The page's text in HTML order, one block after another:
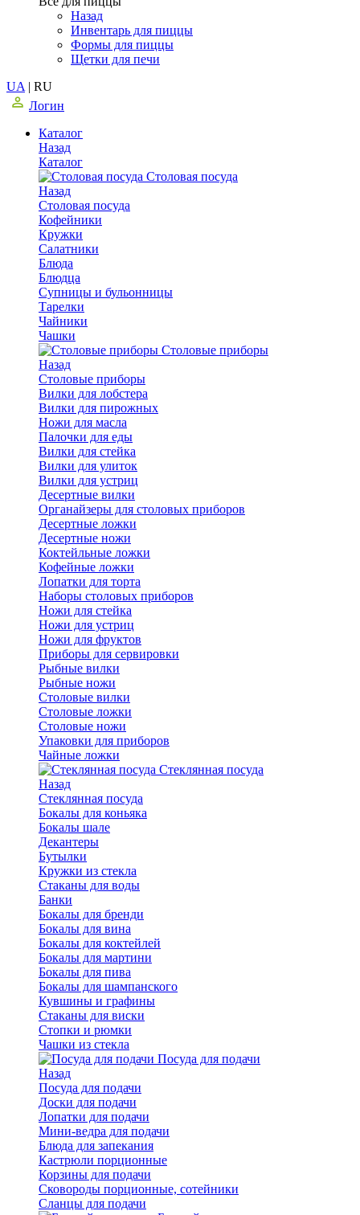
Назад
Инвентарь для пиццы
Формы для пиццы
Щетки для печи
UA | RU
Логин
Каталог
Назад
Каталог
Столовая посуда
Назад
Столовая посуда
Кофейники
Кружки
Салатники
Блюда
Блюдца
Супницы и бульонницы
Тарелки
Чайники
Чашки
Cтоловые приборы
Назад
Cтоловые приборы
Вилки для лобстера
Вилки для пирожных
Ножи для масла
Палочки для еды
Вилки для стейка
Вилки для улиток
Вилки для устриц
Десертные вилки
Органайзеры для столовых приборов
Десертные ложки
Десертные ножи
Коктейльные ложки
Кофейные ложки
Лопатки для торта
Наборы столовых приборов
Ножи для стейка
Ножи для устриц
Ножи для фруктов
Приборы для сервировки
Рыбные вилки
Рыбные ножи
Столовые вилки
Столовые ложки
Столовые ножи
Упаковки для приборов
Чайные ложки
Стеклянная посуда
Назад
Стеклянная посуда
Бокалы для коньяка
Бокалы шале
Декантеры
Бутылки
Кружки из стекла
Стаканы для воды
Банки
Бокалы для бренди
Бокалы для вина
Бокалы для коктейлей
Бокалы для мартини
Бокалы для пива
Бокалы для шампанского
Кувшины и графины
Стаканы для виски
Стопки и рюмки
Чашки из стекла
Посуда для подачи
Назад
Посуда для подачи
Доски для подачи
Лопатки для подачи
Мини-ведра для подачи
Блюда для запекания
Кастрюли порционные
Корзины для подачи
Сковороды порционные, сотейники
Сланцы для подачи